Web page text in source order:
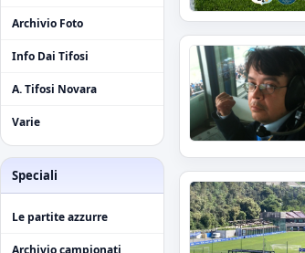
Archivio Foto
Info Dai Tifosi
A. Tifosi Novara
Varie
Speciali
Le partite azzurre